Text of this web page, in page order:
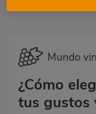
Mundo
¿Cómo
tus gustos